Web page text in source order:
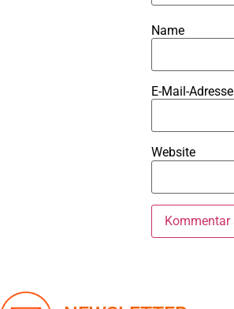
Name
E-Mail-Adresse
Website